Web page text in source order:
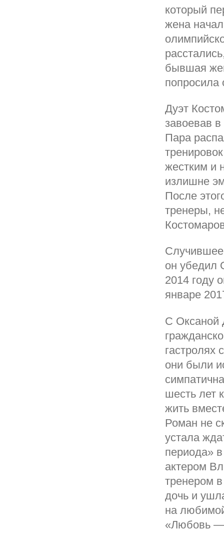
который
жена
бывшая
попросила
Дуэт
завоевав
Пара
жестким и
излишне
После
тренеры,
он убедил
2014 году
январе
С Оксаной
гастролях
они были
шесть лет
жить
Роман не
устала
периода»
актером
тренером
дочь и
на
«Любовь —